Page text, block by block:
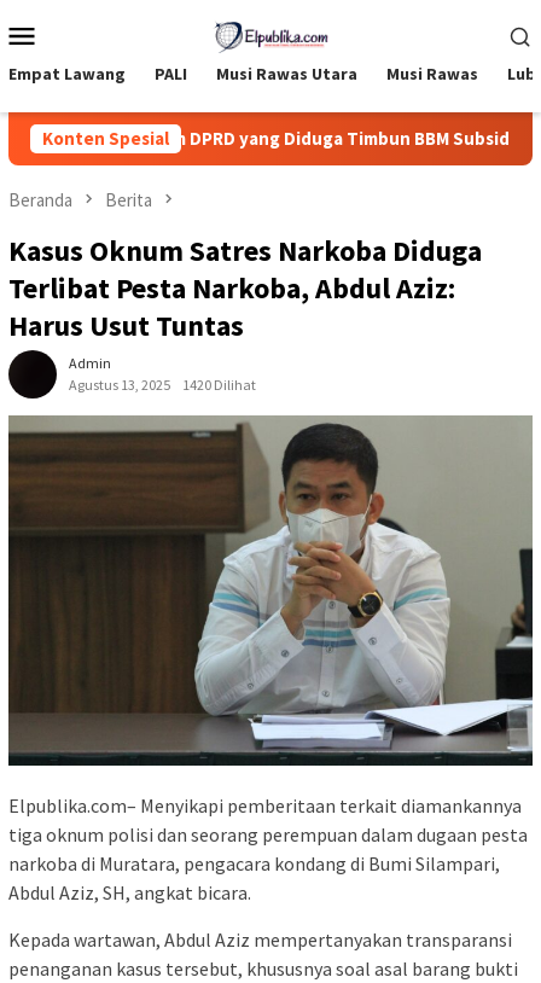
ke
Mobile
Empat Lawang PALI Musi Rawas Utara Musi Rawas
Konten Spesial
Tegas Oknum DPRD yang Diduga Timbun BBM Subsidi
Beranda Berita
Kasus Oknum Satres Narkoba Diduga
Terlibat Pesta Narkoba, Abdul Aziz:
Harus Usut Tuntas
Admin
Agustus 13, 2025
1420 Dilihat
Elpublika.com– Menyikapi pemberitaan terkait diamankannya
tiga oknum polisi dan seorang perempuan dalam dugaan pesta
narkoba di Muratara, pengacara kondang di Bumi Silampari,
Abdul Aziz, SH, angkat bicara.
Kepada wartawan, Abdul Aziz mempertanyakan transparansi
penanganan kasus tersebut, khususnya soal asal barang bukti